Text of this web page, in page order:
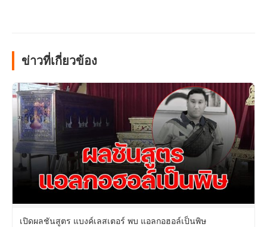
ข่าวที่เกี่ยวข้อง
เปิดผลชันสูตร แบงค์เลสเตอร์ พบ แอลกอฮอล์เป็นพิษ